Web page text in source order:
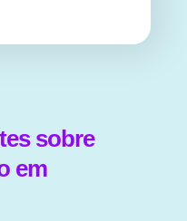
sobre
em